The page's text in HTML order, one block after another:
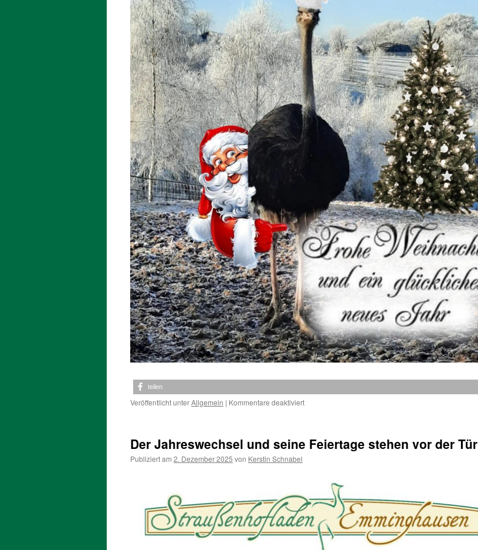
teilen
Veröffentlicht unterAllgemein | Kommentare deaktiviertfür
und
fröhliche
Weihnachten
und
ein
gutes
und
Der Jahreswechsel und seine Feiertage stehen vor der Tür
Publiziert am 2. Dezember 2025 von Kerstin Schnabel